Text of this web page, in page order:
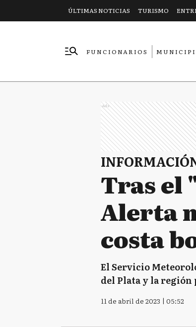
ÚLTIMAS NOTICIAS TURISMO
FUNCIONARIOS
Ads
Tras el
Alerta
costa
El Servicio
del Plata y la
11 de abril de 2023 | 05:52